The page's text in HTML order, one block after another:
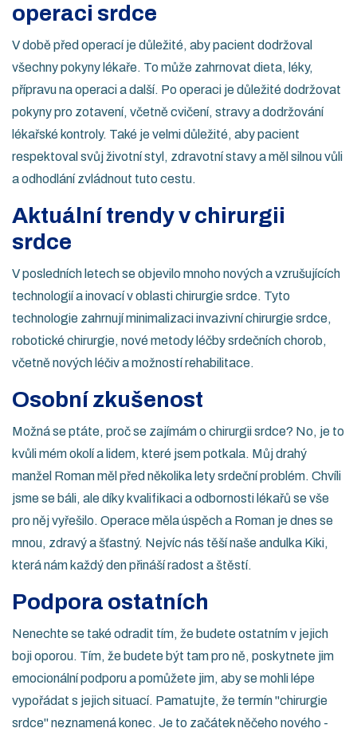
operaci srdce
V době před operací je důležité, aby pacient dodržoval
všechny pokyny lékaře. To může zahrnovat dieta, léky,
přípravu na operaci a další. Po operaci je důležité dodržovat
pokyny pro zotavení, včetně cvičení, stravy a dodržování
lékařské kontroly. Také je velmi důležité, aby pacient
respektoval svůj životní styl, zdravotní stavy a měl silnou vůli
a odhodlání zvládnout tuto cestu.
Aktuální trendy v chirurgii
srdce
V posledních letech se objevilo mnoho nových a vzrušujících
technologií a inovací v oblasti chirurgie srdce. Tyto
technologie zahrnují minimalizaci invazivní chirurgie srdce,
robotické chirurgie, nové metody léčby srdečních chorob,
včetně nových léčiv a možností rehabilitace.
Osobní zkušenost
Možná se ptáte, proč se zajímám o chirurgii srdce? No, je to
kvůli mém okolí a lidem, které jsem potkala. Můj drahý
manžel Roman měl před několika lety srdeční problém. Chvíli
jsme se báli, ale díky kvalifikaci a odbornosti lékařů se vše
pro něj vyřešilo. Operace měla úspěch a Roman je dnes se
mnou, zdravý a šťastný. Nejvíc nás těší naše andulka Kiki,
která nám každý den přináší radost a štěstí.
Podpora ostatních
Nenechte se také odradit tím, že budete ostatním v jejich
boji oporou. Tím, že budete být tam pro ně, poskytnete jim
emocionální podporu a pomůžete jim, aby se mohli lépe
vypořádat s jejich situací. Pamatujte, že termín "chirurgie
srdce" neznamená konec. Je to začátek něčeho nového -